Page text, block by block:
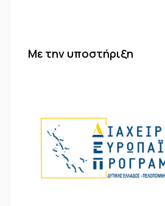
Με την υποστήριξη